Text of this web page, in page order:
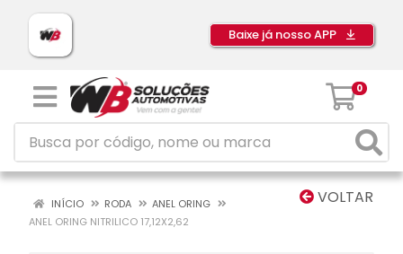
Baixe já nosso APP
0
VOLTAR
INÍCIO RODA
ANEL ORING
ANEL ORING NITRILICO 17,12X2,62